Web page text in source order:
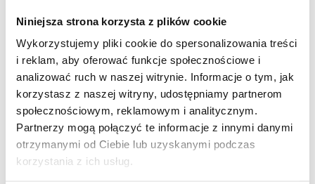
Niniejsza strona korzysta z plików cookie
Wykorzystujemy pliki cookie do spersonalizowania treści
i reklam, aby oferować funkcje społecznościowe i
analizować ruch w naszej witrynie. Informacje o tym, jak
korzystasz z naszej witryny, udostępniamy partnerom
społecznościowym, reklamowym i analitycznym.
Partnerzy mogą połączyć te informacje z innymi danymi
otrzymanymi od Ciebie lub uzyskanymi podczas
korzystania z ich usług.
Potrzebujesz większą ilość? Zapraszamy do naszej
hurtowniiPrzejdź do hurtowni B2B
Opis produktu
Specyfikacja